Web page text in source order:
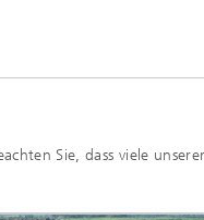
Sie, dass viele